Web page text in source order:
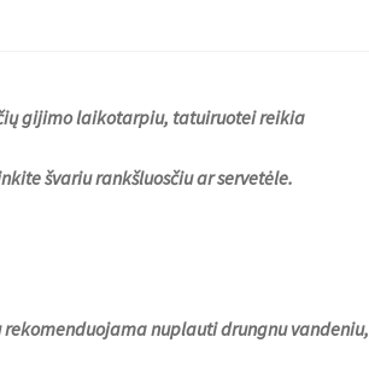
gijimo laikotarpiu, tatuiruotei reikia
švariu rankšluosčiu ar servetėle.
nuplauti drungnu vandeniu,